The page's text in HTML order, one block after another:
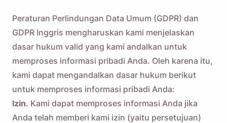
Peraturan Perlindungan Data Umum (GDPR) dan
GDPR Inggris mengharuskan kami menjelaskan
dasar hukum valid yang kami andalkan untuk
memproses informasi pribadi Anda. Oleh karena itu,
kami dapat mengandalkan dasar hukum berikut
untuk memproses informasi pribadi Anda:
Izin. Kami dapat memproses informasi Anda jika
Anda telah memberi kami izin (yaitu persetujuan)